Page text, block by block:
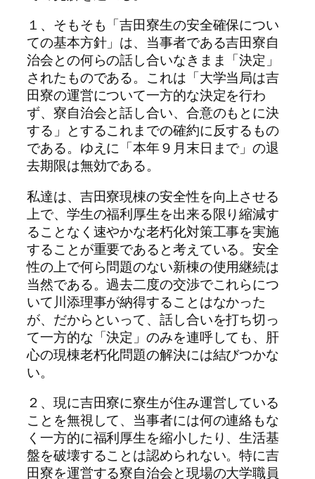
１、そもそも「吉田寮生の安全確保につい
ての基本方針」は、当事者である吉田寮自
治会との何らの話し合いなきまま「決定」
されたものである。これは「大学当局は吉
田寮の運営について一方的な決定を行わ
ず、寮自治会と話し合い、合意のもとに決
する」とするこれまでの確約に反するもの
である。ゆえに「本年９月末日まで」の退
去期限は無効である。
私達は、吉田寮現棟の安全性を向上させる
上で、学生の福利厚生を出来る限り縮減す
ることなく速やかな老朽化対策工事を実施
することが重要であると考えている。安全
性の上で何ら問題のない新棟の使用継続は
当然である。過去二度の交渉でこれらにつ
いて川添理事が納得することはなかった
が、だからといって、話し合いを打ち切っ
て一方的な「決定」のみを連呼しても、肝
心の現棟老朽化問題の解決には結びつかな
い。
２、現に吉田寮に寮生が住み運営している
ことを無視して、当事者には何の連絡もな
く一方的に福利厚生を縮小したり、生活基
盤を破壊することは認められない。特に吉
田寮を運営する寮自治会と現場の大学職員